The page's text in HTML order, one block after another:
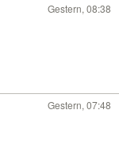
Gestern, 08:38
Gestern, 07:48